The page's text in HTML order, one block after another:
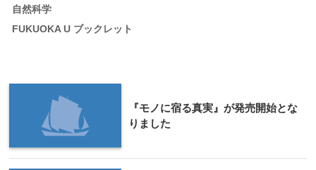
自然科学
FUKUOKA U ブックレット
『モノに宿る真実』が発売開始とな
りました